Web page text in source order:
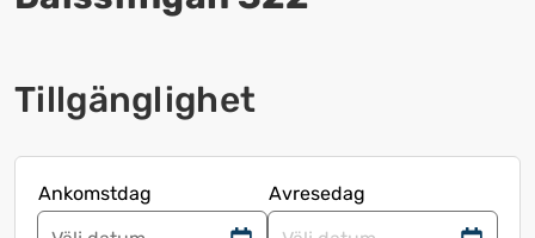
Tillgänglighet
Ankomstdag
Avresedag